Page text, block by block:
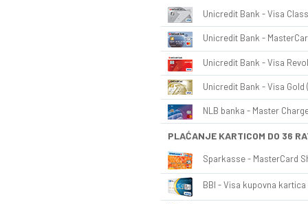
Unicredit Bank - Visa
Unicredit Bank -
Unicredit Bank - Visa
Unicredit Bank - Visa Gold
NLB banka - Master
PLAĆANJE KARTICOM DO 36
Sparkasse - MasterCard
BBI - Visa kupovna kartica